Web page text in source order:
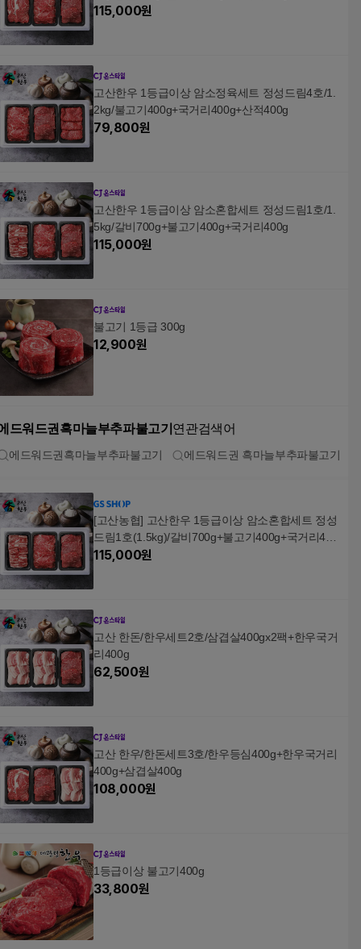
115,000원
고산한우 1등급이상 암소정육세트 정성드림4호/1.
2kg/불고기400g+국거리400g+산적400g
79,800원
고산한우 1등급이상 암소혼합세트 정성드림1호/1.
5kg/갈비700g+불고기400g+국거리400g
115,000원
불고기 1등급 300g
12,900원
드워드권흑마늘부추파불고기 연관검색어
에드워드권흑마늘부추파불고기 에드워드권 흑마늘부추파불고기
[고산농협] 고산한우 1등급이상 암소혼합세트 정성
드림1호(1.5kg)/갈비700g+불고기400g+국거리400
g
115,000원
고산 한돈/한우세트2호/삼겹살400gx2팩+한우국거
리400g
62,500원
고산 한우/한돈세트3호/한우등심400g+한우국거리
400g+삼겹살400g
108,000원
1등급이상 불고기400g
33,800원